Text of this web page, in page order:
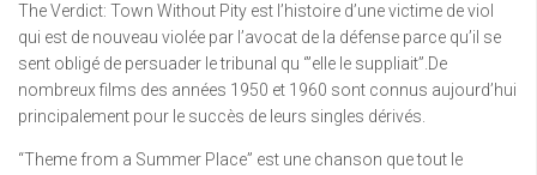
The Verdict: Town Without Pity est l’histoire d’une victime de viol
qui est de nouveau violée par l’avocat de la défense parce qu’il se
sent obligé de persuader le tribunal qu ‘”elle le suppliait”.De
nombreux films des années 1950 et 1960 sont connus aujourd’hui
principalement pour le succès de leurs singles dérivés.
“Theme from a Summer Place” est une chanson que tout le